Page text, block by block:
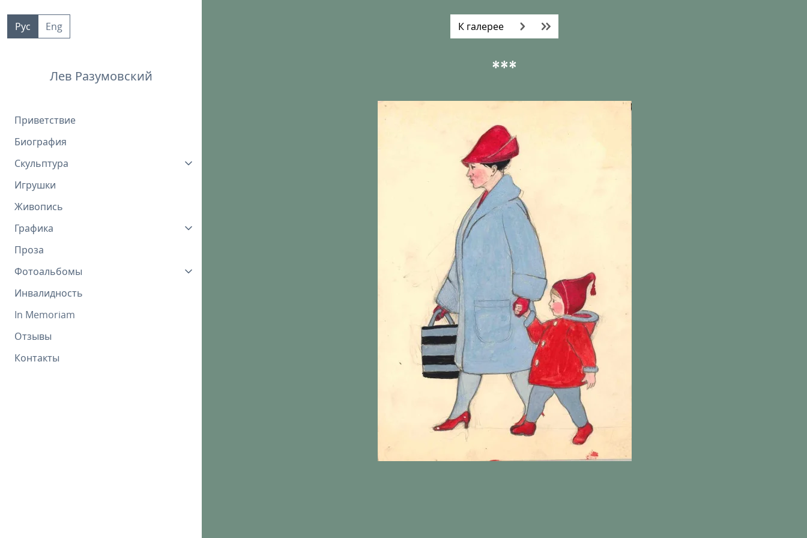
контенту
Рус Eng
Лев Разумовский
Приветствие
Биография
Скульптура
Игрушки
Живопись
Графика
Проза
Фотоальбомы
Инвалидность
In Memoriam
Отзывы
Контакты
К галерее
***